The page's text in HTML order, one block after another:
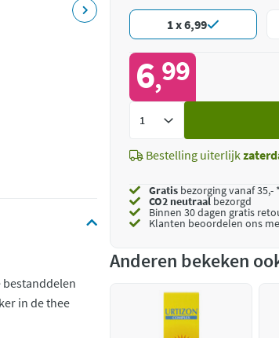
bestanddelen
in de thee
1 x 6,99
6,99
Bestelling uiterlijk
Gratis bezorging vanaf 35,- *
CO2 neutraalbezorgd
Binnen 30 dagen gratis
Klanten beoordelen ons
Anderen bekeken